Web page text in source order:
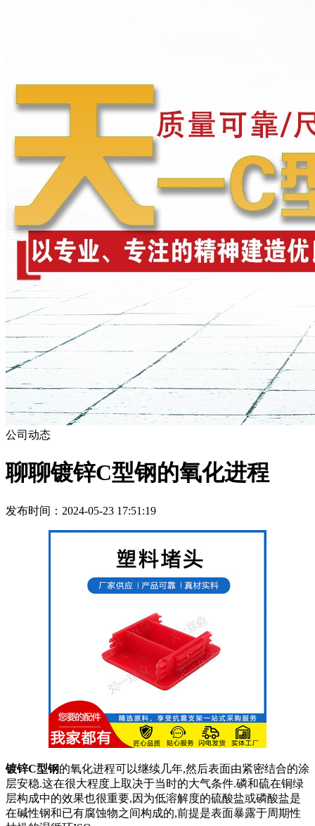
公司动态
聊聊​镀锌C型钢的氧化进程
发布时间：2024-05-23 17:51:19
镀锌C型钢的氧化进程可以继续几年,然后表面由紧密结合的涂
层安稳.这在很大程度上取决于当时的大气条件.磷和硫在铜绿
层构成中的效果也很重要,因为低溶解度的硫酸盐或磷酸盐是
在碱性钢和已有腐蚀物之间构成的,前提是表面暴露于周期性